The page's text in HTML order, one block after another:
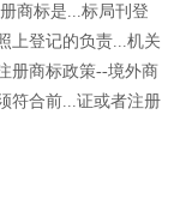
商标是...标局刊登
上登记的负责...机关
册商标政策--境外商
符合前...证或者注册